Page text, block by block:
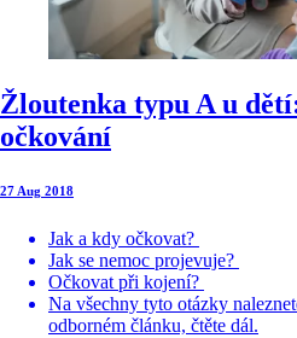
Žloutenka typu A u
očkování
27 Aug 2018
Jak a kdy očkovat?
Jak se nemoc projevuje?
Očkovat při kojení?
Na všechny tyto otázky
odborném článku, čtěte dál.